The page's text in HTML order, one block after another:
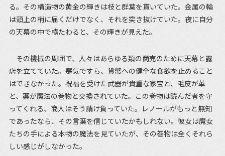
る。その構造物の黄金の輝きは枝と群葉を貫いていた。金属の輪
は頭上の梢に届くだけでなく、それを突き抜けていた。夜に自分
の天幕の中で横たわると、その輝きが見えた。
その機械の周囲で、人々はあらゆる類の商売のために天幕と露
店を立てていた。寒気ですら、貨幣への健全な食欲を止めること
はできなかった。祝福を受けた武器が貴重な家宝と、毛皮が革
と、薬が魔法の巻物と交換されていた。この巻物は読んだ者を守
ってくれる、商人はそう請け負っていた。レノールがもっと無知
であったなら、その言葉を信じていたかもしれない。彼女は魔女
たちの手による本物の魔法を見ていたが、その巻物は全くそれら
しい感じがしなかった。